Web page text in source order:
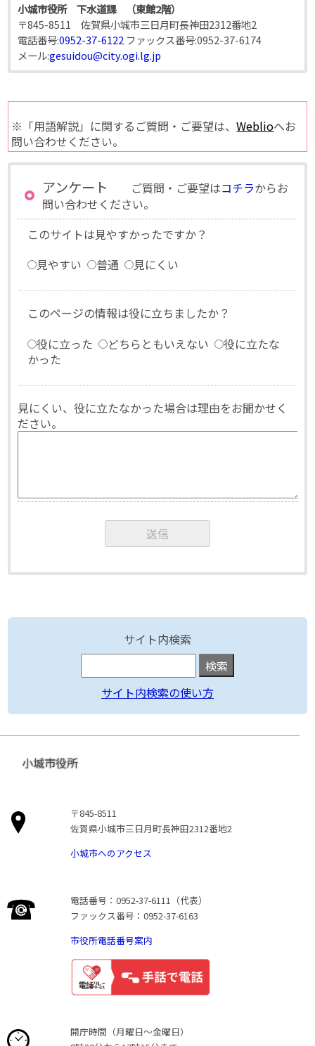
小城市役所 下水道課 （東館2階）
〒845-8511 佐賀県小城市三日月町長神田2312番地2
電話番号:0952-37-6122 ファックス番号:0952-37-6174
メール:gesuidou@city.ogi.lg.jp
※「用語解説」に関するご質問・ご要望は、Weblioへお
問い合わせください。
アンケート ご質問・ご要望はコチラからお
問い合わせください。
このサイトは見やすかったですか？
見やすい
普通 見にくい
このページの情報は役に立ちましたか？
役に立った
どちらともいえない
役に立たな
かった
見にくい、役に立たなかった場合は理由をお聞かせく
ださい。
サイト内検索
サイト内検索の使い方
小城市役所
〒845-8511
佐賀県小城市三日月町長神田2312番地2
小城市へのアクセス
電話番号：0952-37-6111（代表）
ファックス番号：0952-37-6163
市役所電話番号案内
開庁時間（月曜日〜金曜日）